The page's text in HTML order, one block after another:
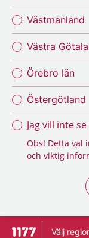
Västmanland
Västra
Örebro län
Östergötland
Jag vill inte
Obs! Detta val
och viktig
Till startsidan för
Välj